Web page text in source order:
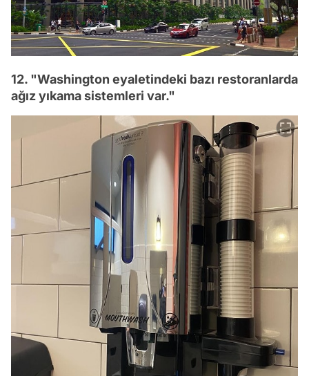
12. "Washington eyaletindeki bazı restoranlarda
ağız yıkama sistemleri var."